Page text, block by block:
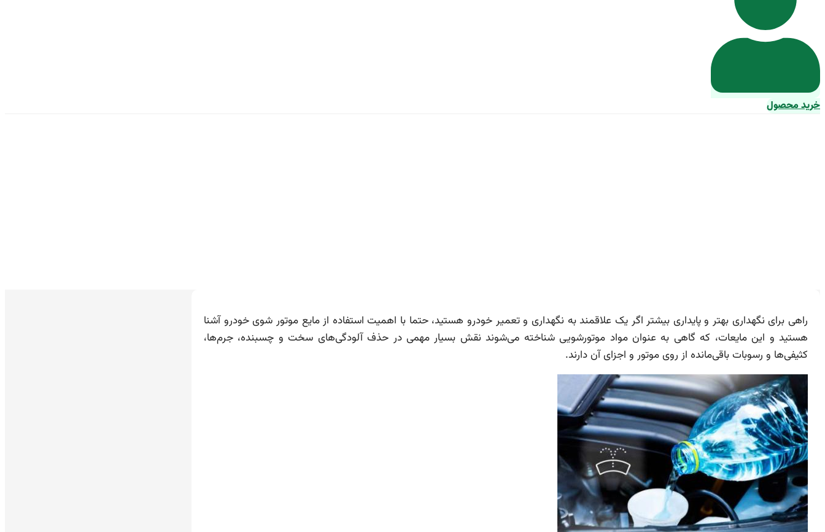
خرید محصول
راهی برای نگهداری بهتر و پایداری بیشتر اگر یک علاقمند به نگهداری و تعمیر خودرو هستید، حتما با اهمیت استفاده از مایع موتور شوی خودرو آشنا
هستید و این مایعات، که گاهی به عنوان مواد موتورشویی شناخته می‌شوند نقش بسیار مهمی در حذف آلودگی‌های سخت و چسبنده، جرم‌ها،
کثیفی‌ها و رسوبات باقی‌مانده از روی موتور و اجزای آن دارند.